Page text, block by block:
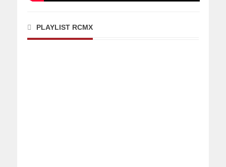
PLAYLIST RCMX